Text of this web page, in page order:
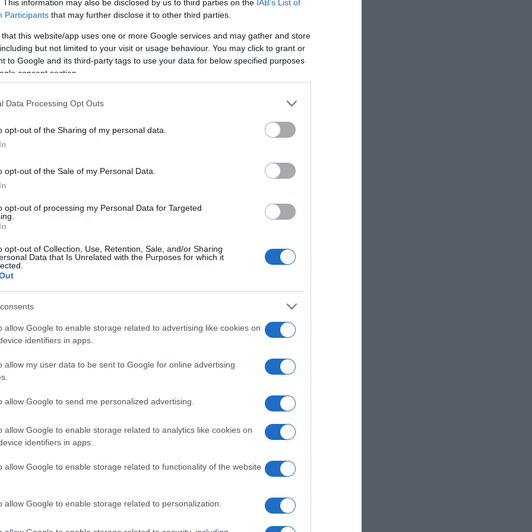
This information may also be disclosed by us to third parties on the IAB’s List of
Participants that may further disclose it to other third parties.
that this website/app uses one or more Google services and may gather and store
but not limited to your visit or usage behaviour. You may click to grant or
to Google and its third-party tags to use your data for below specified purposes
consent section.
Data Processing Opt Outs
opt-out of the Sharing of my personal data.
opt-out of the Sale of my Personal Data.
opt-out of processing my Personal Data for Targeted
opt-out of Collection, Use, Retention, Sale, and/or Sharing
Data that Is Unrelated with the Purposes for which it
allow Google to enable storage related to advertising like cookies on
identifiers in apps.
allow my user data to be sent to Google for online advertising
allow Google to send me personalized advertising.
allow Google to enable storage related to analytics like cookies on
identifiers in apps.
allow Google to enable storage related to functionality of the website
allow Google to enable storage related to personalization.
ανελκυστήρων: Πότε λήγει η
η ανακοίνωση του Υπουργείου Ανάπτυξης
“Μπλοκαρίστηκε στο ασανσέρ και
στο κενό με το αναπηρικό της αμαξίδιο”
για την 85χρονη
κλειστός τύπος και δεν εμπιστευόταν εύκολα ανθρώπους"
- 08:22
στην Κηφισιά: Ηλικιωμένη ΑμεΑ
νεκρή από ασανσέρ –
με το αμαξίδιό της